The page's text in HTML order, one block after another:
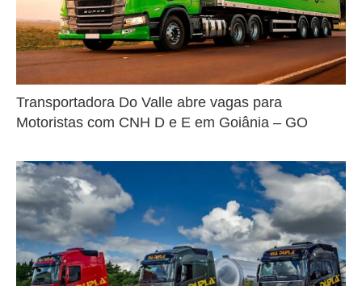
Transportadora Do Valle abre vagas para
Motoristas com CNH D e E em Goiânia – GO